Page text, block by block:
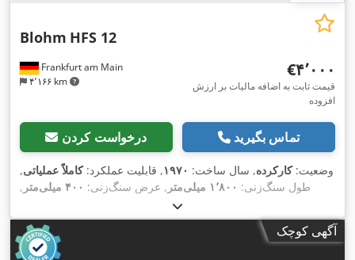
Frankfurt am Main
۴٬۱۶۶ km
Blohm HFS 12
‎€۴٬۰۰۰
قیمت ثابت به اضافه مالیات بر ارزش
افزوده
درخواست کردن تماس بگیرید
وضعیت:کارکرده, سال ساخت: ۱۹۷۰, قابلیت عملکرد:کاملاً عملیاتی,
طول سنگ‌زنی: ۱٬۸۰۰ میلی‌متر , عرض سنگ‌زنی: ۴۰۰ میلی‌متر
,
۱٬۳۵۰ میلی‌متر
آگهی کوچک